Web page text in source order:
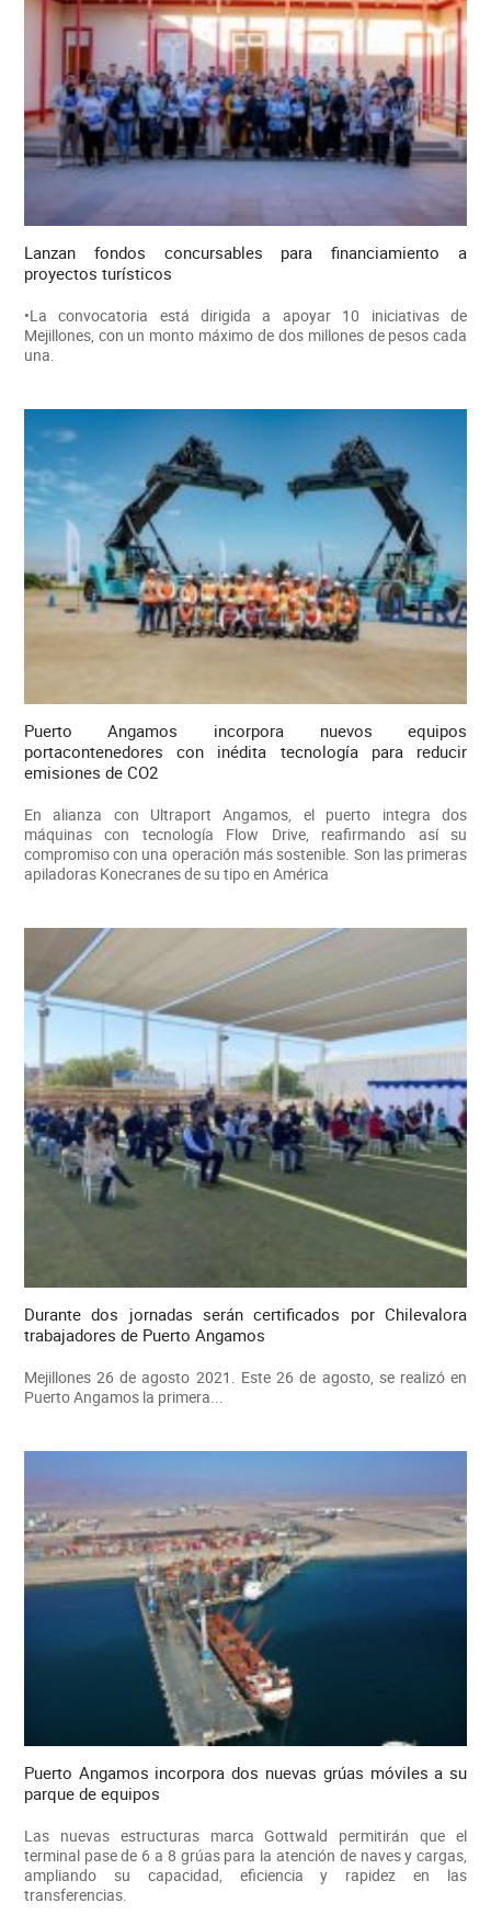
Lanzan fondos concursables para financiamiento a
proyectos turísticos
•La convocatoria está dirigida a apoyar 10 iniciativas de
Mejillones, con un monto máximo de dos millones de pesos cada
una.
Puerto Angamos incorpora nuevos equipos
portacontenedores con inédita tecnología para reducir
emisiones de CO2
En alianza con Ultraport Angamos, el puerto integra dos
máquinas con tecnología Flow Drive, reafirmando así su
compromiso con una operación más sostenible. Son las primeras
apiladoras Konecranes de su tipo en América
Durante dos jornadas serán certificados por Chilevalora
trabajadores de Puerto Angamos
Mejillones 26 de agosto 2021. Este 26 de agosto, se realizó en
Puerto Angamos la primera...
Puerto Angamos incorpora dos nuevas grúas móviles a su
parque de equipos
Las nuevas estructuras marca Gottwald permitirán que el
terminal pase de 6 a 8 grúas para la atención de naves y cargas,
ampliando su capacidad, eficiencia y rapidez en las
transferencias.